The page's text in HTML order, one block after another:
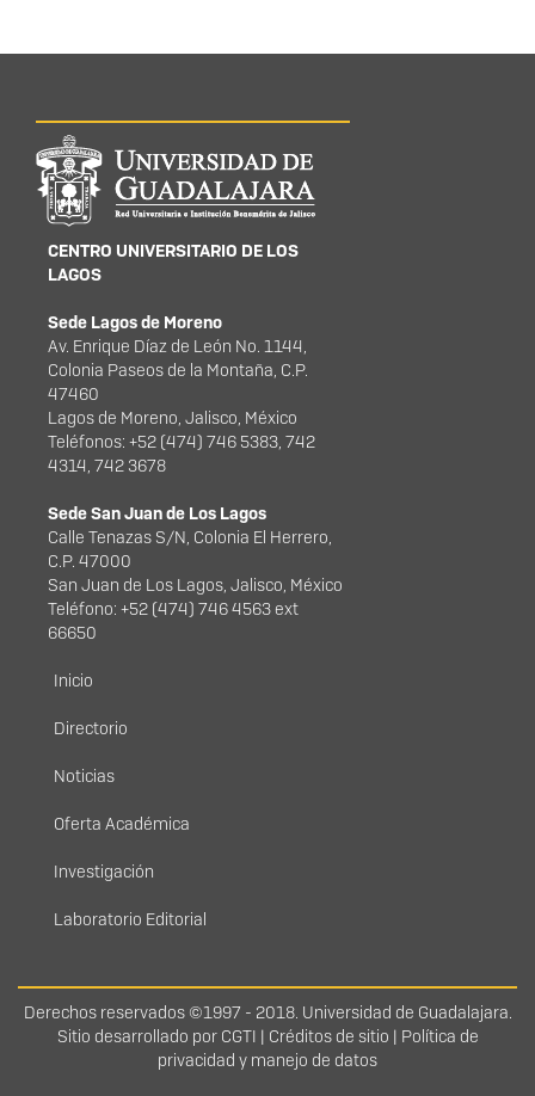
Información del
portal
CENTRO UNIVERSITARIO DE LOS
LAGOS
Sede Lagos de Moreno
Av. Enrique Díaz de León No. 1144,
Colonia Paseos de la Montaña, C.P.
47460
Lagos de Moreno, Jalisco, México
Teléfonos: +52 (474) 746 5383, 742
4314, 742 3678
Sede San Juan de Los Lagos
Calle Tenazas S/N, Colonia El Herrero,
C.P. 47000
San Juan de Los Lagos, Jalisco, México
Teléfono: +52 (474) 746 4563 ext
66650
Menú principal
Inicio
Directorio
Noticias
Oferta Académica
Investigación
Laboratorio Editorial
Derechos
Derechos reservados ©1997 - 2018. Universidad de Guadalajara.
Sitio desarrollado por CGTI | Créditos de sitio | Política de
privacidad y manejo de datos